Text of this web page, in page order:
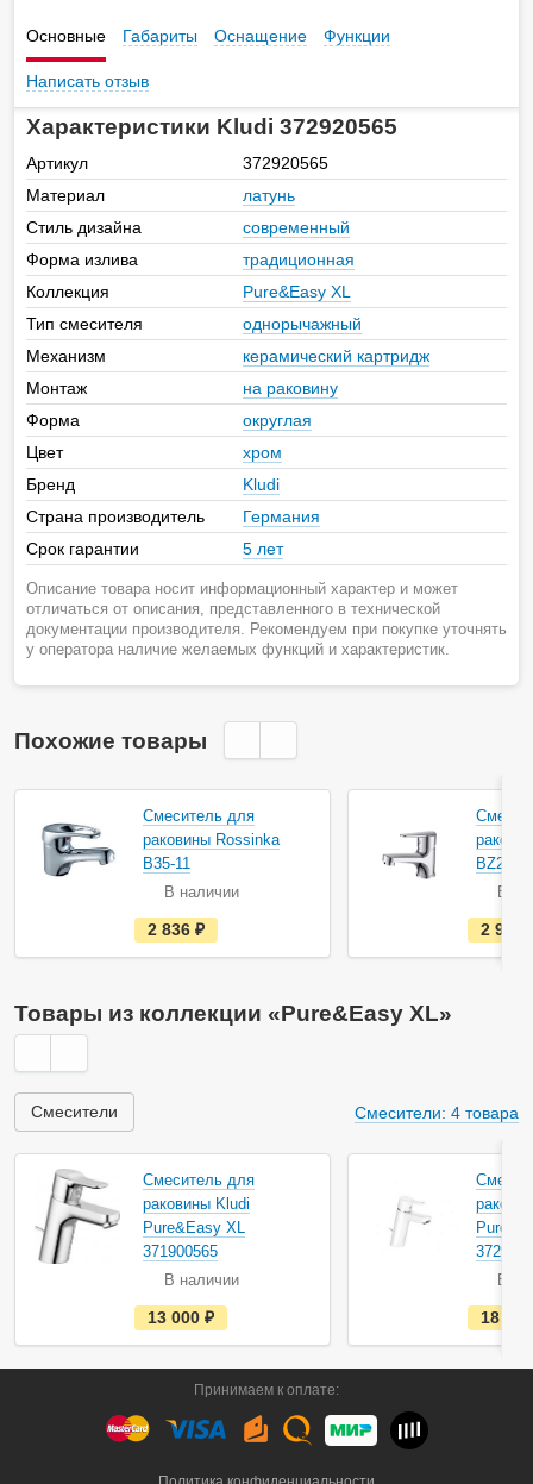
Основные Габариты Оснащение Функции
Написать отзыв
Характеристики Kludi 372920565
Артикул
372920565
Материал
латунь
Стиль дизайна
современный
Форма излива
традиционная
Коллекция
Pure&Easy XL
Тип смесителя
однорычажный
Механизм
керамический картридж
Монтаж
на раковину
Форма
округлая
Цвет
хром
Бренд
Kludi
Страна производитель
Германия
Срок гарантии
5 лет
Описание товара носит информационный характер и может
отличаться от описания, представленного в технической
документации производителя. Рекомендуем при покупке уточнять
у оператора наличие желаемых функций и характеристик.
Похожие товары
Смеситель для
раковины Rossinka
B35-11
В наличии
е
с
т
н
а
2 836
BZ26
В
2 985
Товары из коллекции «Pure&Easy XL»
Смесители Смесители: 4 товара
Смеситель для
раковины Kludi
Pure&Easy XL
371900565
В наличии
е
с
т
н
л
и
13 000
В
18
Принимаем к оплате: